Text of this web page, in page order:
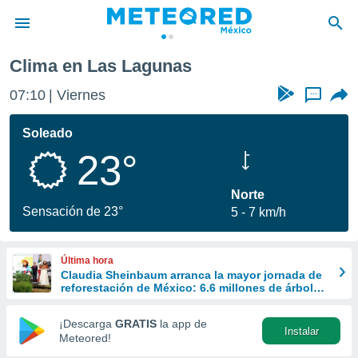
de
ha sido
calidad.
a este
las
y
forma
digital
basada
Clima en Las Lagunas
07:10 Viernes ...
Soleado
23°
Sensación de 23°
Norte
5
7 km/h
Última hora
Claudia Sheinbaum arranca la mayor jornada de
reforestación de México: 6.6 millones de árboles
¡Descarga GRATIS la app de
Meteored!
Instalar